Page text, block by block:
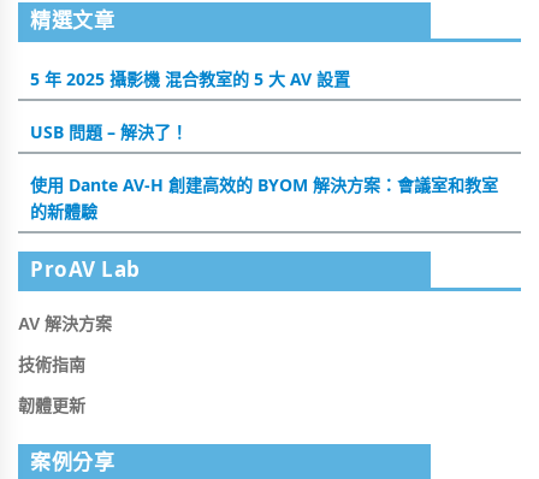
精選文章
5 年 2025 攝影機 混合教室的 5 大 AV 設置
USB 問題 – 解決了！
使用 Dante AV-H 創建高效的 BYOM 解決方案：會議室和教室
的新體驗
ProAV Lab
AV 解決方案
技術指南
韌體更新
案例分享